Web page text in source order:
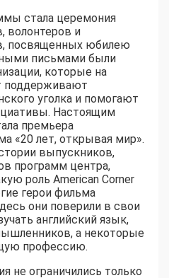
стала церемония
волонтеров и
посвященных юбилею
письмами были
которые на
поддерживают
уголка и помогают
Настоящим
премьера
«20 лет, открывая мир».
выпускников,
программ центра,
роль American Corner
герои фильма
они поверили в свои
английский язык,
а некоторые
профессию.
не ограничились только